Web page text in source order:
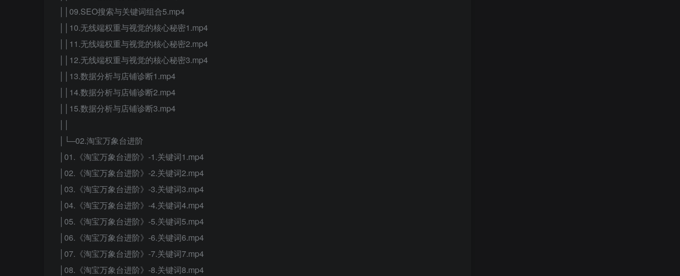
││09.SEO搜索与关键词组合5.mp4
││10.无线端权重与视觉的核心秘密1.mp4
││11.无线端权重与视觉的核心秘密2.mp4
││12.无线端权重与视觉的核心秘密3.mp4
││13.数据分析与店铺诊断1.mp4
││14.数据分析与店铺诊断2.mp4
││15.数据分析与店铺诊断3.mp4
│└─02.淘宝万象台进阶
│01.《淘宝万象台进阶》-1.关键词1.mp4
│02.《淘宝万象台进阶》-2.关键词2.mp4
│03.《淘宝万象台进阶》-3.关键词3.mp4
│04.《淘宝万象台进阶》-4.关键词4.mp4
│05.《淘宝万象台进阶》-5.关键词5.mp4
│06.《淘宝万象台进阶》-6.关键词6.mp4
│07.《淘宝万象台进阶》-7.关键词7.mp4
│08.《淘宝万象台进阶》-8.关键词8.mp4